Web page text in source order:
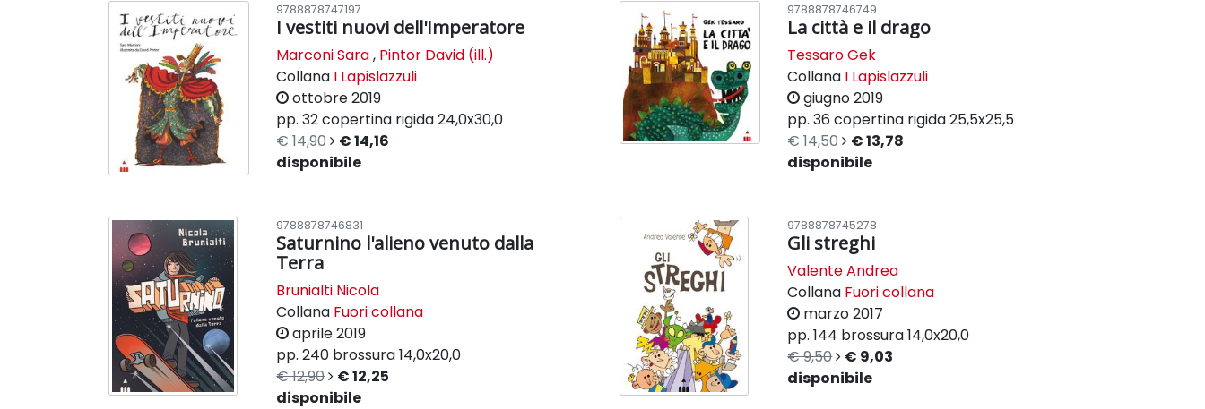
9788878747197
I vestiti nuovi dell'Imperatore
Marconi Sara, Pintor David (ill.)
Collana I Lapislazzuli
ottobre 2019
pp. 32copertina rigida24,0x30,0
€ 14,90
€ 14,16
disponibile
9788878746749
La città e il drago
Tessaro Gek
Collana I Lapislazzuli
giugno 2019
pp. 36 copertina rigida25,5x25,5
€ 14,50
€ 13,78
disponibile
9788878746831
Saturnino l'alieno venuto dalla
Terra
Brunialti Nicola
Collana Fuori collana
aprile 2019
pp. 240 brossura14,0x20,0
€ 12,90
€ 12,25
disponibile
9788878745278
Gli streghi
Valente Andrea
Collana Fuori collana
marzo 2017
pp. 144 brossura14,0x20,0
€ 9,50
€ 9,03
disponibile